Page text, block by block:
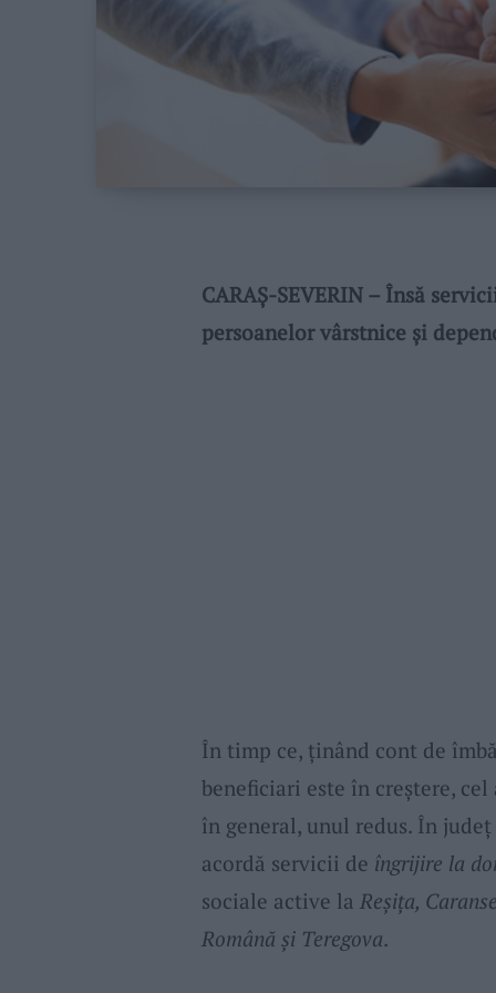
CARAŞ-SEVERIN – Însă
persoanelor vârstnice şi
În timp ce, ţinând cont de
beneficiari este în creştere,
în general, unul redus. În
acordă servicii de îngrijire la
sociale active la Reşiţa,
Română şi Teregova.